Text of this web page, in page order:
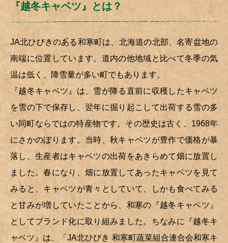
『越冬キャベツ』とは？
JA北ひびきのある和寒町は、北海道の北部、名寄盆地の
南端に位置しています。道内の他地域と比べて冬季の気
温は低く、降雪量が多い町でもあります。
『越冬キャベツ』は、雪が降る直前に収穫したキャベツ
を雪の下で保存し、翌年に掘り起こして出荷する雪の多
い同町ならではの特産物です。その歴史は古く、1968年
にさかのぼります。当時、秋キャベツが豊作で価格が暴
落し、生産者はキャベツの出荷をあきらめて畑に放置し
ました。春になり、畑に放置してあったキャベツを見て
みると、キャベツが青々としていて、しかも食べてみる
と甘みが増していたことから、和寒の『越冬キャベツ』
としてブランド化に取り組みました。ちなみに『越冬キ
ャベツ』は、「JA北ひびき 和寒町蔬菜組合連合会和寒キ